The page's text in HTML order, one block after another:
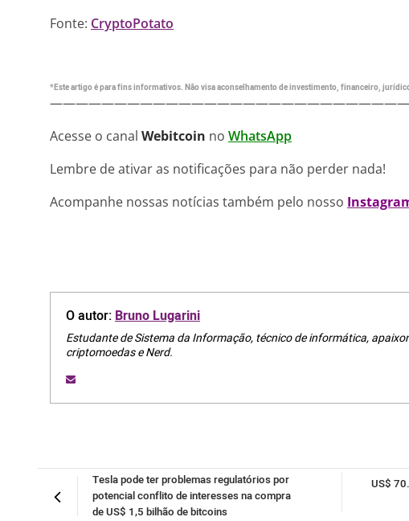
Fonte: CryptoPotato
*Este artigo é para fins informativos. Não visa aconselhamento de investimento, financeiro,
Acesse o canal Webitcoin no WhatsApp
Lembre de ativar as notificações para não perder nada!
Acompanhe nossas notícias também pelo nosso
O autor:Bruno Lugarini
Estudante de Sistema da Informação, técnico de informática,
criptomoedas e Nerd.
US$
Tesla pode ter problemas regulatórios por
potencial conflito de interesses na compra
de US$ 1,5 bilhão de bitcoins